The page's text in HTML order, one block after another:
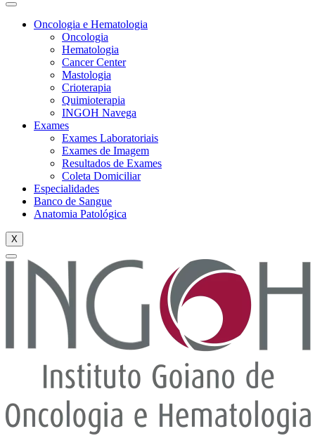
Oncologia e Hematologia
Oncologia
Hematologia
Cancer Center
Mastologia
Crioterapia
Quimioterapia
INGOH Navega
Exames
Exames Laboratoriais
Exames de Imagem
Resultados de Exames
Coleta Domiciliar
Especialidades
Banco de Sangue
Anatomia Patológica
X